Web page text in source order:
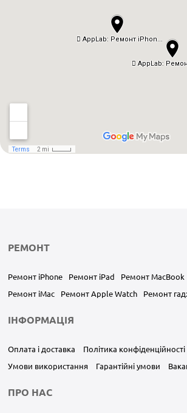
РЕМОНТ
Ремонт iPhone Ремонт iPad Ремонт MacBook
Ремонт iMac
Ремонт Apple Watch Ремонт
ІНФОРМАЦІЯ
Оплата і доставка
Політика конфіденційності
Умови використання
Гарантійні умови
ПРО НАС